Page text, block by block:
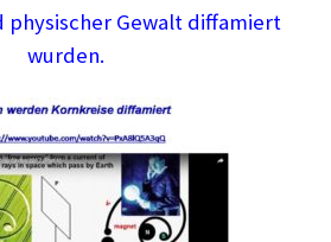
physischer Gewalt diffamiert
wurden.